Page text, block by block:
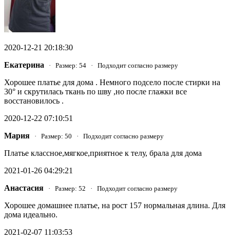
2020-12-21 20:18:30
Екатерина · Размер: 54 · Подходит согласно размеру
Хорошее платье для дома . Немного подсело после стирки на
30° и скрутилась ткань по шву ,но после глажки все
восстановилось .
2020-12-22 07:10:51
Мария · Размер: 50 · Подходит согласно размеру
Платье классное,мягкое,приятное к телу, брала для дома
2021-01-26 04:29:21
Анастасия · Размер: 52 · Подходит согласно размеру
Хорошее домашнее платье, на рост 157 нормальная длина. Для
дома идеально.
2021-02-07 11:03:53